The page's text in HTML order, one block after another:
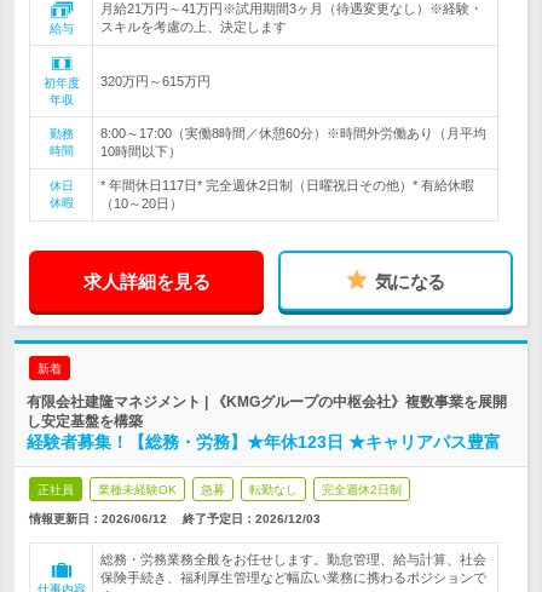
給与
月給21万円～41万円※試用期間3ヶ月（待遇変更なし）※経験・
スキルを考慮の上、決定します
初年度
年収
320万円～615万円
勤務
時間
8:00～17:00（実働8時間／休憩60分）※時間外労働あり（月平均
10時間以下）
休日
休暇
* 年間休日117日* 完全週休2日制（日曜祝日その他）* 有給休暇
（10～20日）
求人詳細を見る 気になる
新着
有限会社建隆マネジメント | 《KMGグループの中枢会社》複数事業を展開
し安定基盤を構築
経験者募集！【総務・労務】★年休123日 ★キャリアパス豊富
正社員 業種未経験OK 急募 転勤なし 完全週休2日制
情報更新日：2026/06/12 終了予定日： 2026/12/03
仕事内容
総務・労務業務全般をお任せします。勤怠管理、給与計算、社会
保険手続き、福利厚生管理など幅広い業務に携わるポジションで